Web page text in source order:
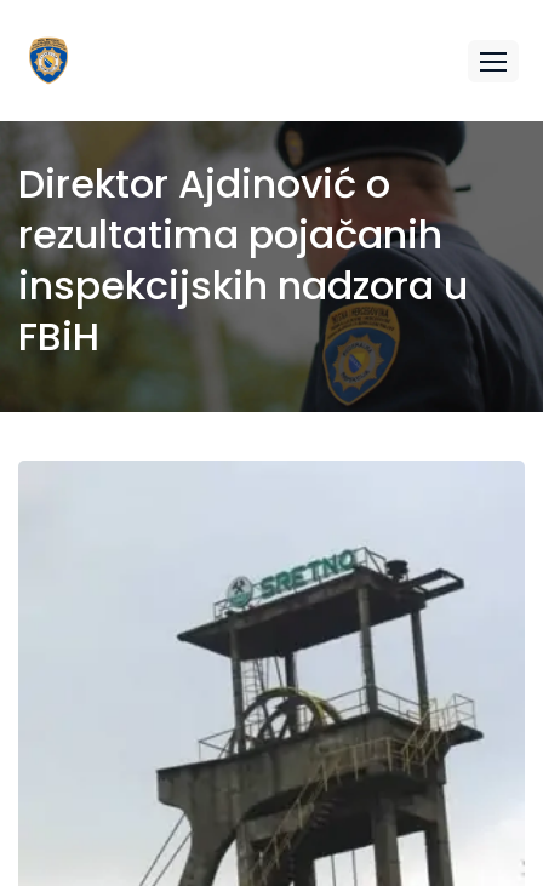
Direktor Ajdinović o
rezultatima pojačanih
inspekcijskih nadzora u
FBiH